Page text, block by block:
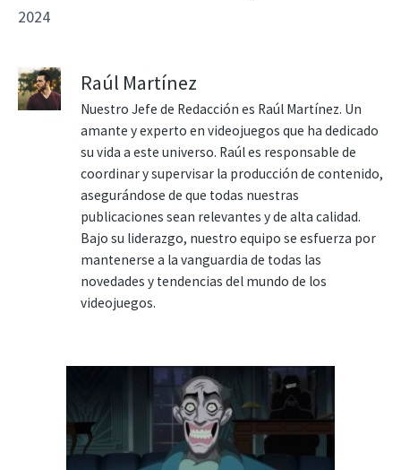
2024
Raúl Martínez
Nuestro Jefe de Redacción es Raúl Martínez. Un
amante y experto en videojuegos que ha dedicado
su vida a este universo. Raúl es responsable de
coordinar y supervisar la producción de contenido,
asegurándose de que todas nuestras
publicaciones sean relevantes y de alta calidad.
Bajo su liderazgo, nuestro equipo se esfuerza por
mantenerse a la vanguardia de todas las
novedades y tendencias del mundo de los
videojuegos.